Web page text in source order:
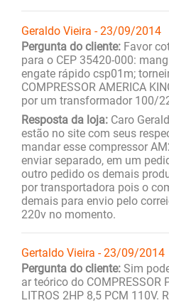
Geraldo Vieira - 23/09/2014
Pergunta do cliente: Favor
para o CEP 35420-000:
engate rápido csp01m;
COMPRESSOR AMERICA
por um transformador 100/
Resposta da loja: Caro
estão no site com seus
mandar esse compressor
enviar separado, em um
outro pedido os demais
por transportadora pois o
demais para envio pelo
220v no momento.
Gertaldo Vieira - 23/09/2014
Pergunta do cliente: Sim
ar teórico do COMPRESSOR
LITROS 2HP 8,5 PCM 110V.